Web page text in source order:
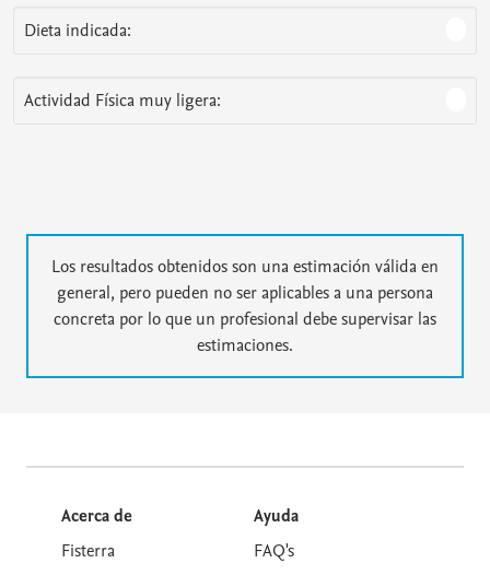
Dieta indicada:
Actividad Física muy ligera:
Los resultados obtenidos son una estimación válida en
general, pero pueden no ser aplicables a una persona
concreta por lo que un profesional debe supervisar las
estimaciones.
Acerca de
Fisterra
Ayuda
FAQ's